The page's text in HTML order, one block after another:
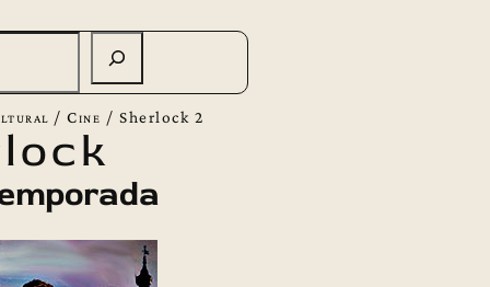
/Cine /Sherlock 2